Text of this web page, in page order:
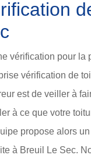
vérification pour la
vérification de
est de veiller à
à ce que votre
propose alors
à Breuil Le Sec.